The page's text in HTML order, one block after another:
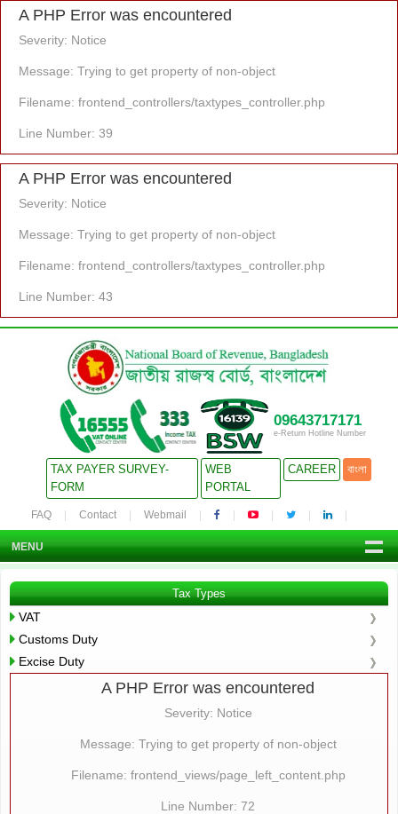
A PHP Error was encountered
Severity: Notice
Message: Trying to get property of non-object
Filename: frontend_controllers/taxtypes_controller.php
Line Number: 39
A PHP Error was encountered
Severity: Notice
Message: Trying to get property of non-object
Filename: frontend_controllers/taxtypes_controller.php
Line Number: 43
09643717171
e-Return Hotline Number
TAX PAYER SURVEY-
FORM
WEB
PORTAL
CAREER বাংলা
FAQ Contact Webmail
MENU
Tax Types
VAT
Customs Duty
Excise Duty
A PHP Error was encountered
Severity: Notice
Message: Trying to get property of non-object
Filename: frontend_views/page_left_content.php
Line Number: 72